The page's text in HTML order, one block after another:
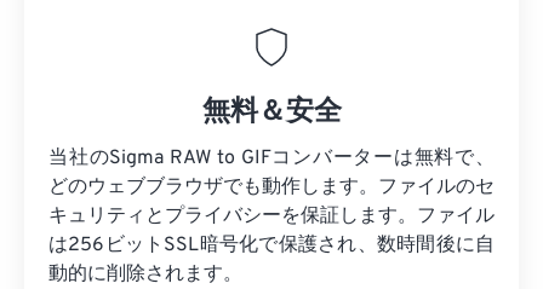
無料＆安全
当社のSigma RAW to GIFコンバーターは無料で、
どのウェブブラウザでも動作します。ファイルのセ
キュリティとプライバシーを保証します。ファイル
は256ビットSSL暗号化で保護され、数時間後に自
動的に削除されます。